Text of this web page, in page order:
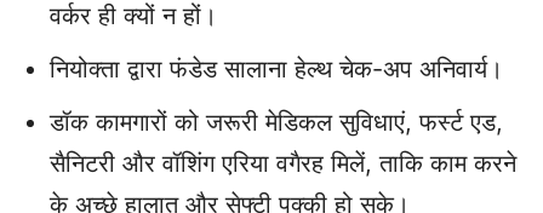
वर्कर ही क्‍यों न हों।
नियोक्‍ता द्वारा फंडेड सालाना हेल्थ चेक-अप अनिवार्य।
डॉक कामगारों को जरूरी मेडिकल सुविधाएं, फर्स्ट एड,
सैनिटरी और वॉशिंग एरिया वगैरह मिलें, ताकि काम करने
के अच्छे हालात और सेफ्टी पक्की हो सके।